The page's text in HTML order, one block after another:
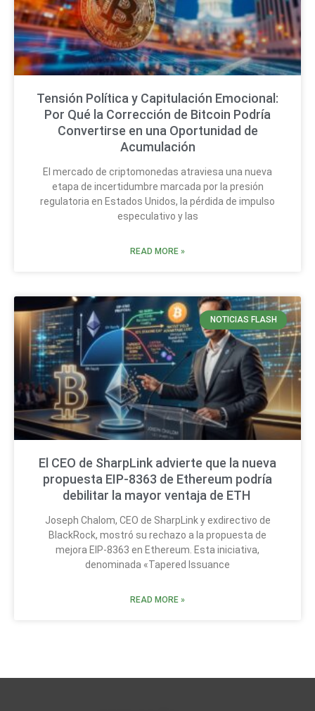
Tensión Política y Capitulación Emocional:
Por Qué la Corrección de Bitcoin Podría
Convertirse en una Oportunidad de
Acumulación
El mercado de criptomonedas atraviesa una nueva
etapa de incertidumbre marcada por la presión
regulatoria en Estados Unidos, la pérdida de impulso
especulativo y las
READ MORE »
NOTICIAS FLASH
El CEO de SharpLink advierte que la nueva
propuesta EIP-8363 de Ethereum podría
debilitar la mayor ventaja de ETH
Joseph Chalom, CEO de SharpLink y exdirectivo de
BlackRock, mostró su rechazo a la propuesta de
mejora EIP-8363 en Ethereum. Esta iniciativa,
denominada «Tapered Issuance
READ MORE »